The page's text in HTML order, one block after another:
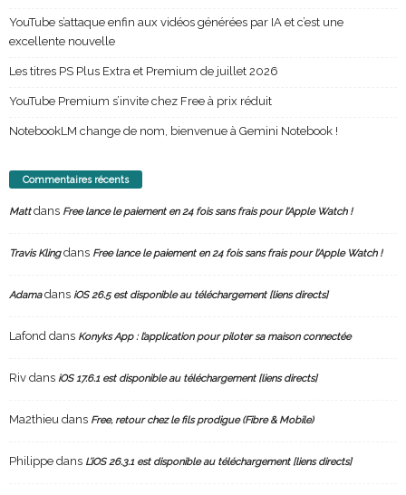
YouTube s’attaque enfin aux vidéos générées par IA et c’est une
excellente nouvelle
Les titres PS Plus Extra et Premium de juillet 2026
YouTube Premium s’invite chez Free à prix réduit
NotebookLM change de nom, bienvenue à Gemini Notebook !
Commentaires récents
Mattdans Free lance le paiement en 24 fois sans frais pour l’Apple Watch !
Travis Klingdans Free lance le paiement en 24 fois sans frais pour l’Apple Watch !
Adamadans iOS 26.5 est disponible au téléchargement [liens directs]
Lafond dans Konyks App : l’application pour piloter sa maison connectée
Riv dans iOS 17.6.1 est disponible au téléchargement [liens directs]
Ma2thieu dans Free, retour chez le fils prodigue (Fibre & Mobile)
Philippe dans L’iOS 26.3.1 est disponible au téléchargement [liens directs]